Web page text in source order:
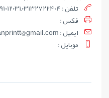
تلفن : 03191012031,03132722404
فکس :
ايميل : mehreganprintt@gmail.com
موبايل :